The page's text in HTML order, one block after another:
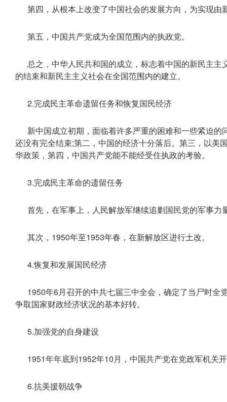
第四，从根本上改变了中国社会的发展方向，为实现
第五，中国共产党成为全国范围内的执政党。
总之，中华人民共和国的成立，标志着中国的新民主
的结束和新民主主义社会在全国范围内的建立。
2.完成民主革命遗留任务和恢复国民经济
新中国成立初期，面临着许多严重的困难和一些紧迫
还没有完全结束;第二，中国的经济十分落后。第三，以美
华政策，第四，中国共产党能不能经受住执政的考验。
3.完成民主革命的遗留任务
首先，在军事上，人民解放军继续追剿国民党的军事力
其次，1950年至1953年春，在新解放区进行土改。
4.恢复和发展国民经济
1950年6月召开的中共七届三中全会，确定了当尸时
争取国家财政经济状况的基本好转。
5.加强党的自身建设
1951年年底到1952年10月，中国共产党在党政军机关
6.抗美援朝战争